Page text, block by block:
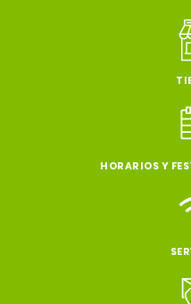
HORARIOS Y